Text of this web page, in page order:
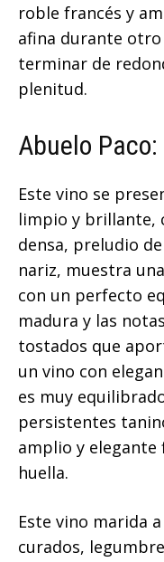
roble francés y
afina durante
terminar de
plenitud.
Abuelo
Este vino se
limpio y brillante,
densa, preludio
nariz, muestra
con un perfecto
madura y las
tostados que
un vino con
es muy
persistentes
amplio y
huella.
Este vino marida
curados,